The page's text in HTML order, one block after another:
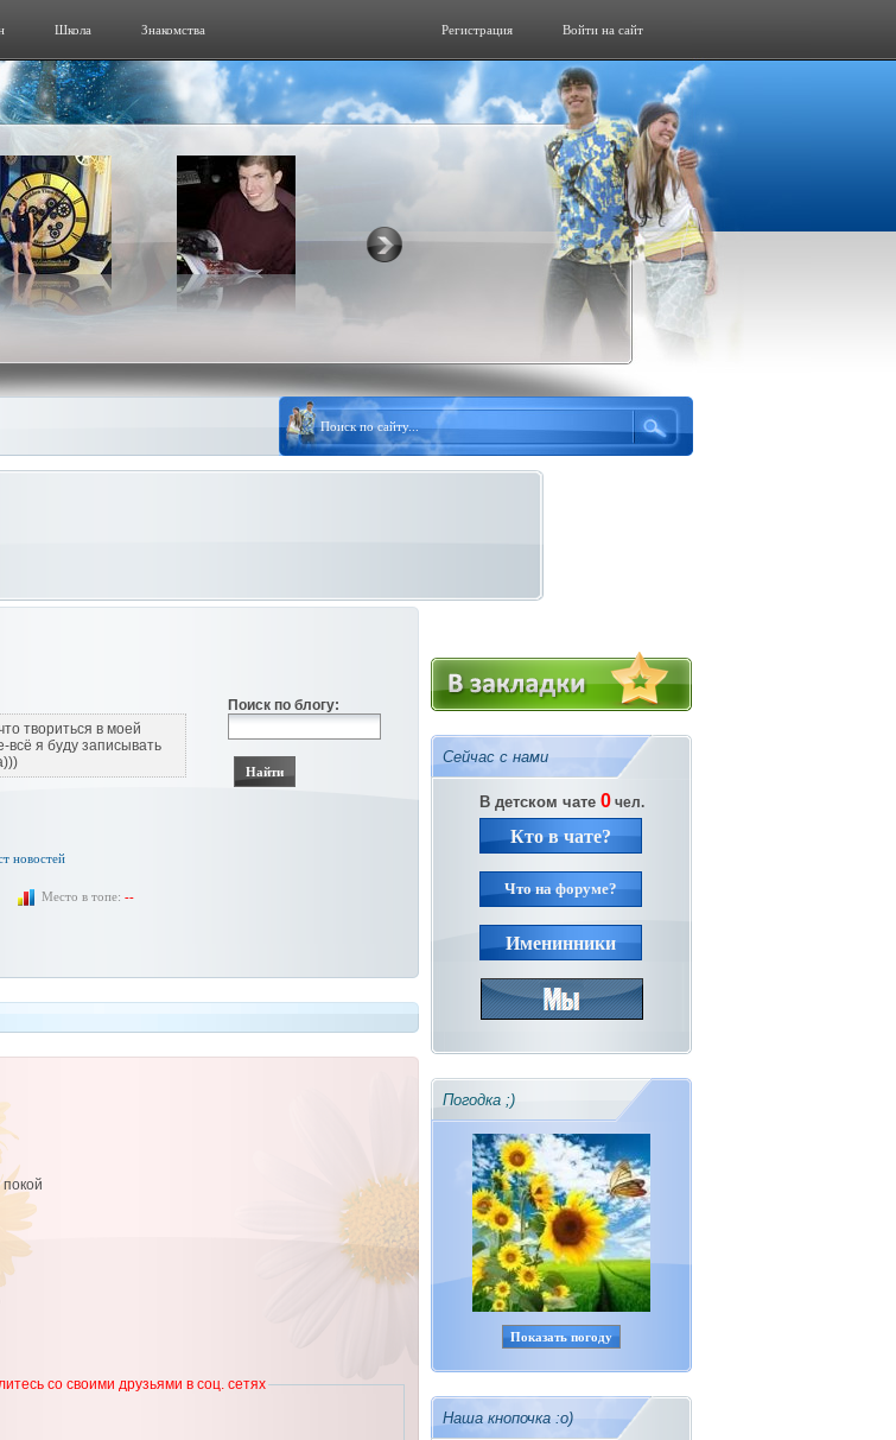
Школа Знакомства Войти на сайт
Регистрация
твориться в моей
всё я буду записывать
Поиск по блогу:
новостей
Место в топе: --
со своими друзьями в соц. сетях
Сейчас с нами
В детском чате 0чел.
Кто в чате?
Что на форуме?
Именинники
Погодка ;)
Показать погоду
Наша кнопочка :о)